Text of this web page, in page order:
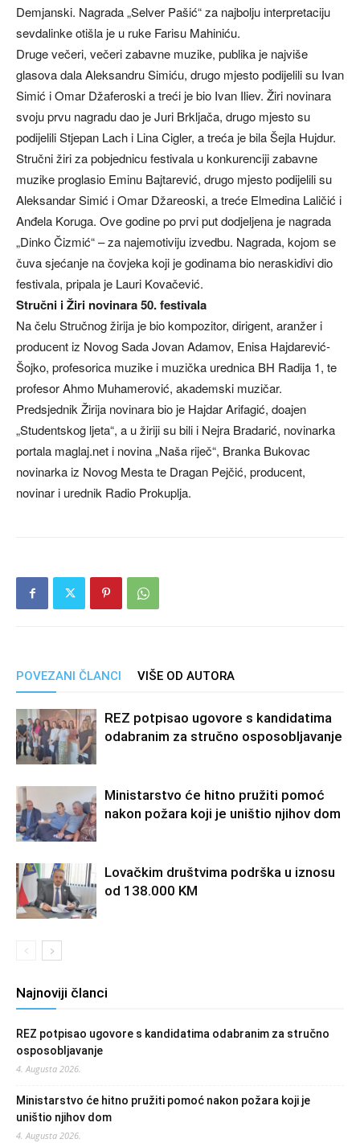
Demjanski. Nagrada „Selver Pašić“ za najbolju interpretaciju
sevdalinke otišla je u ruke Farisu Mahiniću.
Druge večeri, večeri zabavne muzike, publika je najviše
glasova dala Aleksandru Simiću, drugo mjesto podijelili su Ivan
Simić i Omar Džaferoski a treći je bio Ivan Iliev. Žiri novinara
svoju prvu nagradu dao je Juri Brkljača, drugo mjesto su
podijelili Stjepan Lach i Lina Cigler, a treća je bila Šejla Hujdur.
Stručni žiri za pobjednicu festivala u konkurenciji zabavne
muzike proglasio Eminu Bajtarević, drugo mjesto podijelili su
Aleksandar Simić i Omar Džareoski, a treće Elmedina Laličić i
Anđela Koruga. Ove godine po prvi put dodjeljena je nagrada
„Dinko Čizmić“ – za najemotiviju izvedbu. Nagrada, kojom se
čuva sjećanje na čovjeka koji je godinama bio neraskidivi dio
festivala, pripala je Lauri Kovačević.
Stručni i Žiri novinara 50. festivala
Na čelu Stručnog žirija je bio kompozitor, dirigent, aranžer i
producent iz Novog Sada Jovan Adamov, Enisa Hajdarević-
Šojko, profesorica muzike i muzička urednica BH Radija 1, te
profesor Ahmo Muhamerović, akademski muzičar.
Predsjednik Žirija novinara bio je Hajdar Arifagić, doajen
„Studentskog ljeta“, a u žiriji su bili i Nejra Bradarić, novinarka
portala maglaj.net i novina „Naša riječ“, Branka Bukovac
novinarka iz Novog Mesta te Dragan Pejčić, producent,
novinar i urednik Radio Prokuplja.
POVEZANI ČLANCI VIŠE OD AUTORA
REZ potpisao ugovore s kandidatima
odabranim za stručno osposobljavanje
Ministarstvo će hitno pružiti pomoć
nakon požara koji je uništio njihov dom
Lovačkim društvima podrška u iznosu
od 138.000 KM
Najnoviji članci
REZ potpisao ugovore s kandidatima odabranim za stručno
osposobljavanje
4. Augusta 2026.
Ministarstvo će hitno pružiti pomoć nakon požara koji je
uništio njihov dom
4. Augusta 2026.